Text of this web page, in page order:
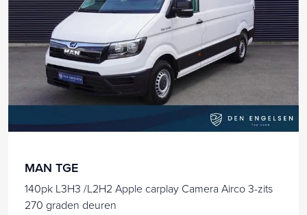
MAN TGE
140pk L3H3 /L2H2 Apple carplay Camera Airco 3-zits
270 graden deuren